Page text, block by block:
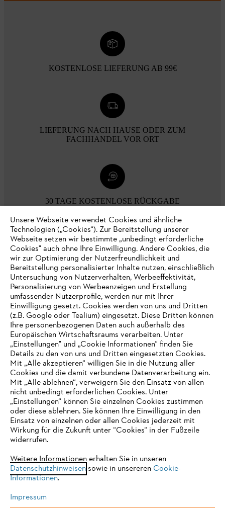
KOSTENLOSE LIEFERUNG AB 99€
LIEFERUNG NACH HAUSE ODER ZUM
FACHHANDEL VOR ORT
30 TAGE KOSTENLOSE RÜCKGABE
Zahlungsmöglichkeiten
Unternehmen
Online Shop
Service
Allgemeine Geschäftsbedingungen
Impressum Cookies Rechtliche Informationen
IHR BROWSER WIRD NICHT
UNTERSTÜTZT
eine optimale Nutzung unserer Seite empfehlen wir Ihnen, zu
einem der folgenden Browser zu wechseln:
Unsere Webseite verwendet Cookies und ähnliche
Technologien („Cookies“). Zur Bereitstellung unserer
Webseite setzen wir bestimmte „unbedingt erforderliche
Cookies" auch ohne Ihre Einwilligung. Andere Cookies, die
wir zur Optimierung der Nutzerfreundlichkeit und
Bereitstellung personalisierter Inhalte nutzen, einschließlich
Untersuchung von Nutzerverhalten, Werbeeffektivität,
Personalisierung von Werbeanzeigen und Erstellung
umfassender Nutzerprofile, werden nur mit Ihrer
Einwilligung gesetzt. Cookies werden von uns und Dritten
(z.B. Google oder Tealium) eingesetzt. Diese Dritten können
Ihre personenbezogenen Daten auch außerhalb des
Europäischen Wirtschaftsraums verarbeiten. Unter
„Einstellungen" und „Cookie Informationen“ finden Sie
Details zu den von uns und Dritten eingesetzten Cookies.
Mit „Alle akzeptieren“ willigen Sie in die Nutzung aller
Cookies und die damit verbundene Datenverarbeitung ein.
Mit „Alle ablehnen“, verweigern Sie den Einsatz von allen
nicht unbedingt erforderlichen Cookies. Unter
„Einstellungen“ können Sie einzelnen Cookies zustimmen
oder diese ablehnen. Sie können Ihre Einwilligung in den
Einsatz von einzelnen oder allen Cookies jederzeit mit
Wirkung für die Zukunft unter “Cookies“ in der Fußzeile
widerrufen.
Weitere Informationen erhalten Sie in unseren
Datenschutzhinweisensowie in unsereren Cookie-
Informationen.
Impressum